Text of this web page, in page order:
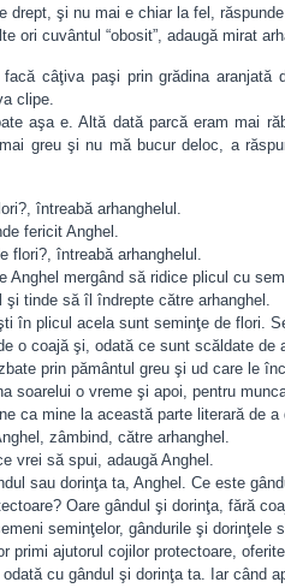
drept, şi nu mai e chiar la fel,
ori cuvântul “obosit”, adaugă mirat
câţiva paşi prin grădina
clipe.
aşa e. Altă dată parcă eram mai
greu şi nu mă bucur deloc, a
întreabă arhanghelul.
fericit Anghel.
flori?, întreabă arhanghelul.
Anghel mergând să ridice plicul cu
şi tinde să îl îndrepte către arhanghel.
în plicul acela sunt seminţe de flori.
o coajă şi, odată ce sunt scăldate de
prin pământul greu şi ud care le
soarelui o vreme şi apoi, pentru
ca mine la această parte literară de
zâmbind, către arhanghel.
vrei să spui, adaugă Anghel.
sau dorinţa ta, Anghel. Ce este
Oare gândul şi dorinţa, fără
seminţelor, gândurile şi
primi ajutorul cojilor protectoare,
cu gândul şi dorinţa ta. Iar când